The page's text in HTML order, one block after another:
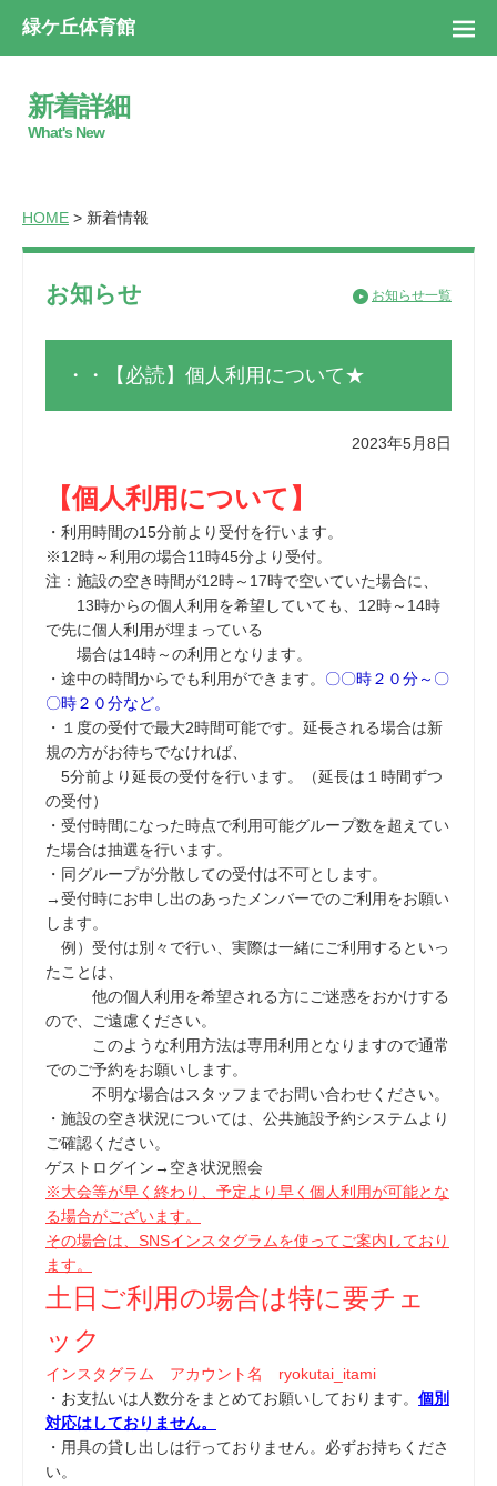
緑ケ丘体育館
新着詳細
What's New
HOME > 新着情報
お知らせ お知らせ一覧
・・【必読】個人利用について★
2023年5月8日
【個人利用について】
・利用時間の15分前より受付を行います。
※12時～利用の場合11時45分より受付。
注：施設の空き時間が12時～17時で空いていた場合に、
13時からの個人利用を希望していても、12時～14時
で先に個人利用が埋まっている
場合は14時～の利用となります。
・途中の時間からでも利用ができます。 〇〇時２０分～〇
〇時２０分など。
・１度の受付で最大2時間可能です。延長される場合は新
規の方がお待ちでなければ、
5分前より延長の受付を行います。（延長は１時間ずつ
の受付）
・受付時間になった時点で利用可能グループ数を超えてい
た場合は抽選を行います。
・同グループが分散しての受付は不可とします。
→受付時にお申し出のあったメンバーでのご利用をお願い
します。
例）受付は別々で行い、実際は一緒にご利用するといっ
たことは、
他の個人利用を希望される方にご迷惑をおかけする
ので、ご遠慮ください。
このような利用方法は専用利用となりますので通常
でのご予約をお願いします。
不明な場合はスタッフまでお問い合わせください。
・施設の空き状況については、公共施設予約システムより
ご確認ください。
ゲストログイン→空き状況照会
※大会等が早く終わり、予定より早く個人利用が可能とな
る場合がございます。
その場合は、SNSインスタグラムを使ってご案内しており
ます。
土日ご利用の場合は特に要チェ
ック
インスタグラム アカウント名 ryokutai_itami
・お支払いは人数分をまとめてお願いしております。 個別
対応はしておりません。
・用具の貸し出しは行っておりません。必ずお持ちくださ
い。